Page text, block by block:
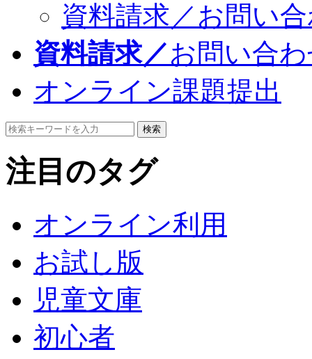
資料請求／お問い
資料請求／お問い合
オンライン課題提出
検索
注目のタグ
オンライン利用
お試し版
児童文庫
初心者